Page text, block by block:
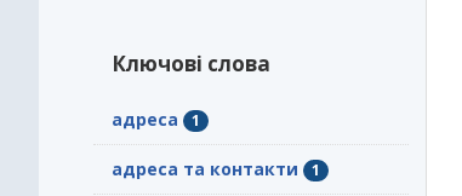
Ключові слова
адреса 1
адреса та контакти 1